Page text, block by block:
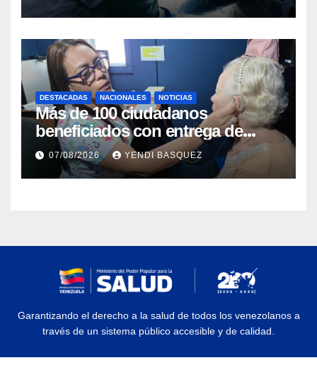
DESTACADAS NACIONALES NOTICIAS
Más de 100 ciudadanos
beneficiados con entrega de
prótesis auditivas en el Centro de
Rehabilitación J.J. Arvelo
07/08/2026 YENDI BASQUEZ
Garantizando el derecho a la salud de todos los venezolanos a
través de un sistema público accesible y de calidad.